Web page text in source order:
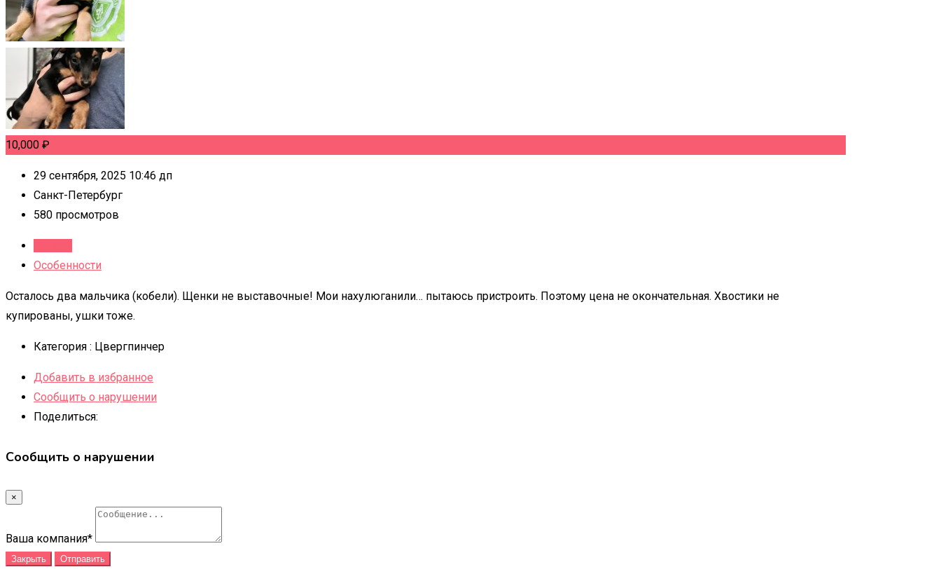
10,000 ₽
29 сентября, 2025 10:46 дп
Санкт-Петербург
580 просмотров
Особенности
Осталось два мальчика (кобели). Щенки не выставочные! Мои нахулюганили… пытаюсь пристроить. Поэтому цена не окончательная. Хвостики не
купированы, ушки тоже.
Категория : Цвергпинчер
Добавить в избранное
Сообщить о нарушении
Поделиться:
Сообщить о нарушении
×
Ваша компания*
Закрыть Отправить